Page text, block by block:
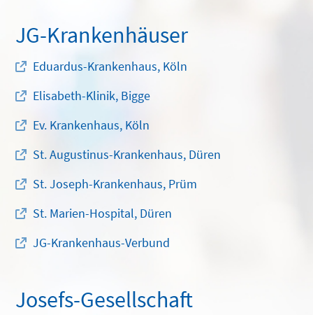
JG-Krankenhäuser
Eduardus-Krankenhaus, Köln
Elisabeth-Klinik, Bigge
Ev. Krankenhaus, Köln
St. Augustinus-Krankenhaus, Düren
St. Joseph-Krankenhaus, Prüm
St. Marien-Hospital, Düren
JG-Krankenhaus-Verbund
Josefs-Gesellschaft